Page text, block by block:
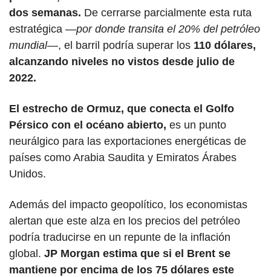
dos semanas. De cerrarse parcialmente esta ruta
estratégica —por donde transita el 20% del petróleo
mundial—, el barril podría superar los 110 dólares,
alcanzando niveles no vistos desde julio de
2022.
El estrecho de Ormuz, que conecta el Golfo
Pérsico con el océano abierto, es un punto
neurálgico para las exportaciones energéticas de
países como Arabia Saudita y Emiratos Árabes
Unidos.
Además del impacto geopolítico, los economistas
alertan que este alza en los precios del petróleo
podría traducirse en un repunte de la inflación
global. JP Morgan estima que si el Brent se
mantiene por encima de los 75 dólares este